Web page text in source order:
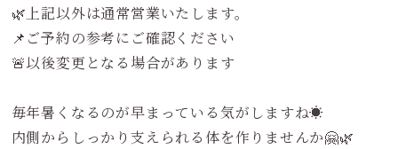
🌿上記以外は通常営業いたします。
📌ご予約の参考にご確認ください
🚨以後変更となる場合があります
毎年暑くなるのが早まっている気がしますね☀️
内側からしっかり支えられる体を作りませんか🤗🌿